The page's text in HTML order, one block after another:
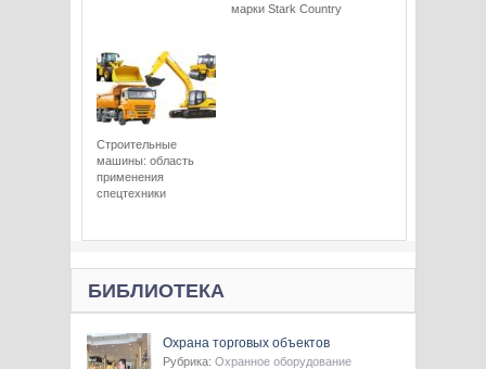
марки Stark Сountry
Строительные
машины: область
применения
спецтехники
БИБЛИОТЕКА
Охрана торговых объектов
Рубрика: Охранное оборудование